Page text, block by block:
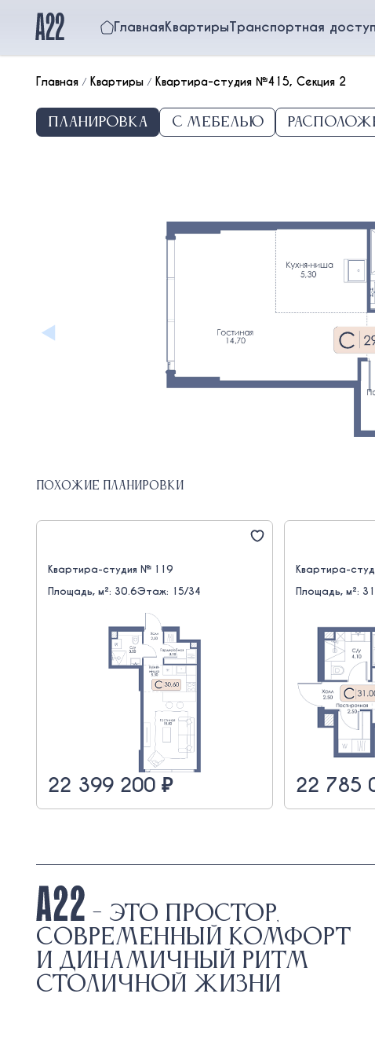
ГлавнаяКвартирыТранспортная
Главная/ Квартиры/ Квартира-студия №415, Секция 2
Планировка С мебелью
Похожие планировки
Квартира-студия № 119
Площадь, м²: 30.6Этаж: 15/34
22 399 200 ₽
Квартира-
Площадь, м²: 31
22 785
- это простор,
современный комфорт
и динамичный ритм
столичной жизни